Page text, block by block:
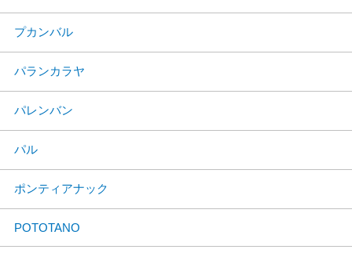
プカンバル
パランカラヤ
パレンバン
パル
ポンティアナック
POTOTANO